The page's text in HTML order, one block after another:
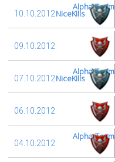
Alpha-Team
10.10.2012NiceKills
09.10.2012
Alpha-Team
07.10.2012NiceKills
06.10.2012
Alpha-Team
04.10.2012